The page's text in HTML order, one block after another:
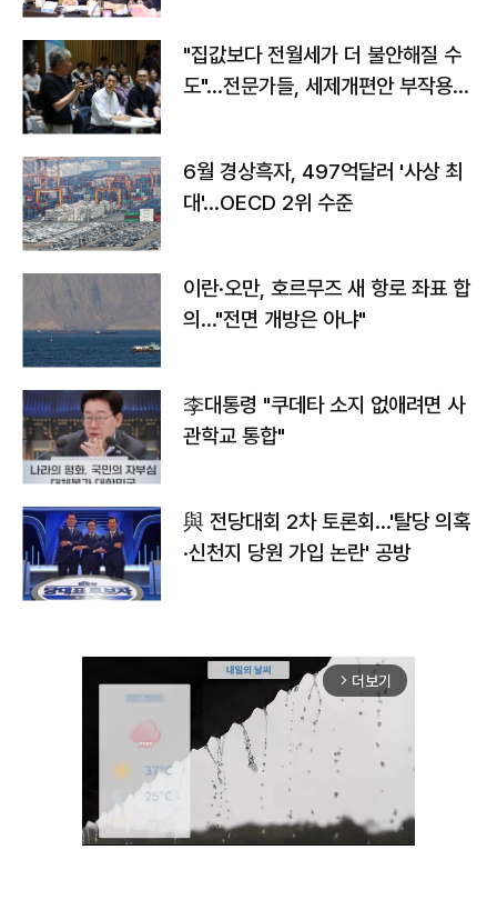
"집값보다 전월세가 더 불안해질 수
도"…전문가들, 세제개편안 부작용
6월 경상흑자, 497억달러 '사상 최
대'…OECD 2위 수준
이란·오만, 호르무즈 새 항로 좌표 합
의…"전면 개방은 아냐"
李대통령 "쿠데타 소지 없애려면 사
관학교 통합"
與 전당대회 2차 토론회…'탈당 의혹
·신천지 당원 가입 논란' 공방
arrow_forward_ios 더보기